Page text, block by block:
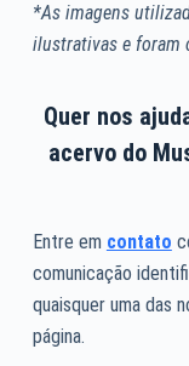
*As imagens
ilustrativas e foram
Quer nos
acervo do
Entre em contato
comunicação
quaisquer uma das
página.